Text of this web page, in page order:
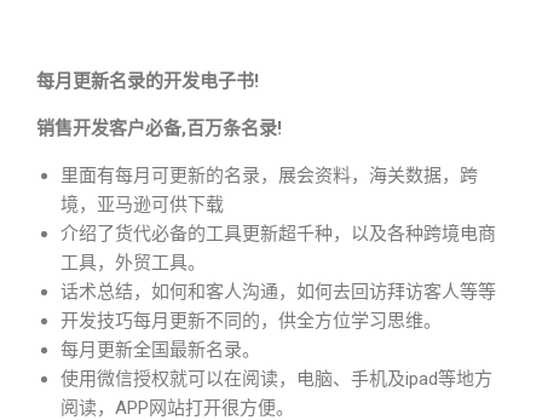
每月更新名录的开发电子书!
销售开发客户必备,百万条名录!
里面有每月可更新的名录，展会资料，海关数据，跨
境，亚马逊可供下载
介绍了货代必备的工具更新超千种，以及各种跨境电商
工具，外贸工具。
话术总结，如何和客人沟通，如何去回访拜访客人等等
开发技巧每月更新不同的，供全方位学习思维。
每月更新全国最新名录。
使用微信授权就可以在阅读，电脑、手机及ipad等地方
阅读，APP网站打开很方便。